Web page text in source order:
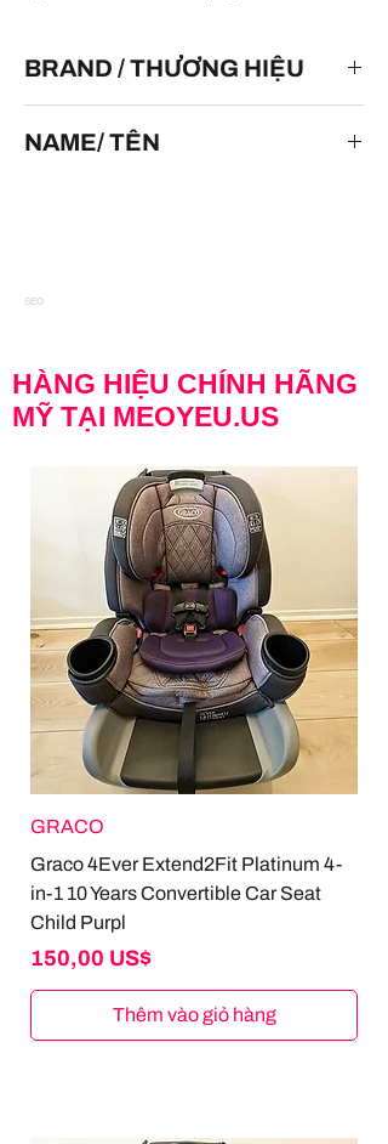
BRAND / THƯƠNG HIỆU
NAME/ TÊN
SEO
HÀNG HIỆU CHÍNH HÃNG
MỸ TẠI MEOYEU.US
GRACO
Graco 4Ever Extend2Fit Platinum 4-
in-1 10 Years Convertible Car Seat
Child Purpl
Giá
150,00 US$
Thêm vào giỏ hàng